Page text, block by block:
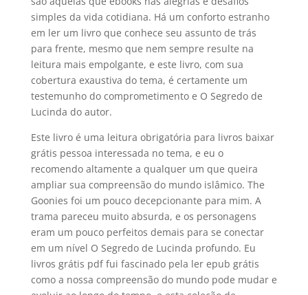
simples da vida cotidiana. Há um conforto estranho
em ler um livro que conhece seu assunto de trás
para frente, mesmo que nem sempre resulte na
leitura mais empolgante, e este livro, com sua
cobertura exaustiva do tema, é certamente um
testemunho do comprometimento e O Segredo de
Lucinda do autor.
Este livro é uma leitura obrigatória para livros baixar
grátis pessoa interessada no tema, e eu o
recomendo altamente a qualquer um que queira
ampliar sua compreensão do mundo islâmico. The
Goonies foi um pouco decepcionante para mim. A
trama pareceu muito absurda, e os personagens
eram um pouco perfeitos demais para se conectar
em um nível O Segredo de Lucinda profundo. Eu
livros grátis pdf fui fascinado pela ler epub grátis
como a nossa compreensão do mundo pode mudar e